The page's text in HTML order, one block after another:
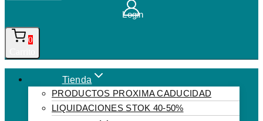
Login
0
Tienda
PRODUCTOS PROXIMA CADUCIDAD
LIQUIDACIONES STOK 40-50%